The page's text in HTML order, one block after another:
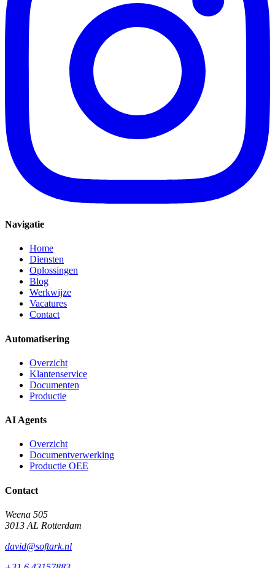
Navigatie
Home
Diensten
Oplossingen
Blog
Werkwijze
Vacatures
Contact
Automatisering
Overzicht
Klantenservice
Documenten
Productie
AI Agents
Overzicht
Documentverwerking
Productie OEE
Contact
Weena 505
3013 AL Rotterdam
david@softark.nl